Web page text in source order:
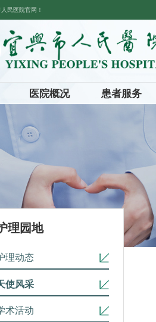
民医院官网！
医院概况 患者服务
理园地
理动态
使风采
术活动